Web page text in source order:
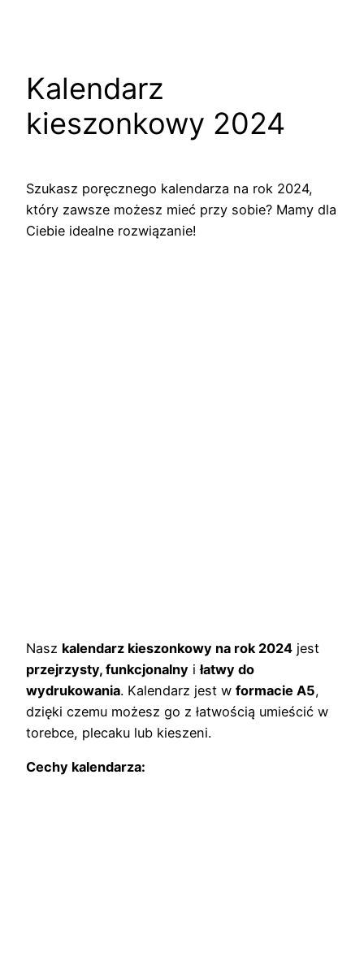
Kalendarz
kieszonkowy 2024
Szukasz poręcznego kalendarza na rok 2024,
który zawsze możesz mieć przy sobie? Mamy dla
Ciebie idealne rozwiązanie!
Nasz kalendarz kieszonkowy na rok 2024 jest
przejrzysty, funkcjonalny iłatwy do
wydrukowania. Kalendarz jest w formacie A5,
dzięki czemu możesz go z łatwością umieścić w
torebce, plecaku lub kieszeni.
Cechy kalendarza: